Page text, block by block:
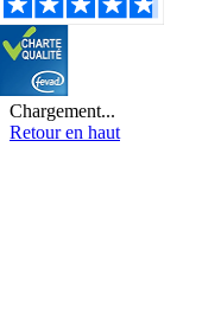
Chargement...
Retour en haut